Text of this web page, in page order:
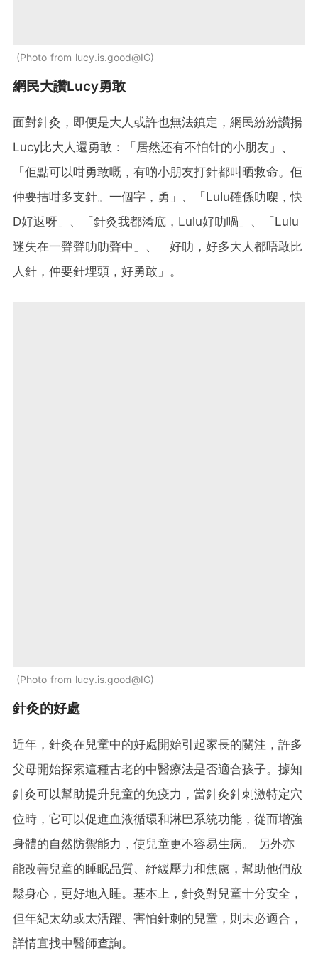
Photo from lucy.is.good@IG
網民大讚Lucy勇敢
面對針灸，即便是大人或許也無法鎮定，網民紛紛讚揚
Lucy比大人還勇敢：「居然还有不怕针的小朋友」、
「佢點可以咁勇敢嘅，有啲小朋友打針都叫晒救命。佢
仲要拮咁多支針。一個字，勇」、「LuIu確係叻㗎，快
D好返呀」、「針灸我都淆底，Lulu好叻喎」、「Lulu
迷失在一聲聲叻叻聲中」、「好叻，好多大人都唔敢比
人針，仲要針埋頭，好勇敢」。
Photo from lucy.is.good@IG
針灸的好處
近年，針灸在兒童中的好處開始引起家長的關注，許多
父母開始探索這種古老的中醫療法是否適合孩子。據知
針灸可以幫助提升兒童的免疫力，當針灸針刺激特定穴
位時，它可以促進血液循環和淋巴系統功能，從而增強
身體的自然防禦能力，使兒童更不容易生病。 另外亦
能改善兒童的睡眠品質、紓緩壓力和焦慮，幫助他們放
鬆身心，更好地入睡。基本上，針灸對兒童十分安全，
但年紀太幼或太活躍、害怕針刺的兒童，則未必適合，
詳情宜找中醫師查詢。